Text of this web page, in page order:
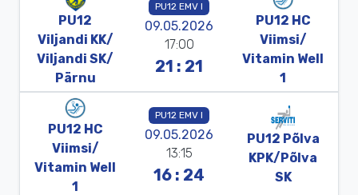
PU12
Viljandi KK/
Viljandi SK/
Pärnu
PU12 EMV I
09.05.2026
17:00
21 : 21
PU12 HC
Viimsi/
Vitamin Well
1
PU12 HC
Viimsi/
Vitamin Well
1
PU12 EMV I
09.05.2026
13:15
16 : 24
PU12 Põlva
KPK/Põlva
SK